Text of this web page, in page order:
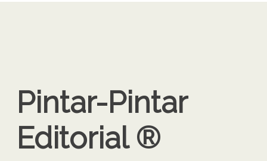
Pintar-Pintar
Editorial ®